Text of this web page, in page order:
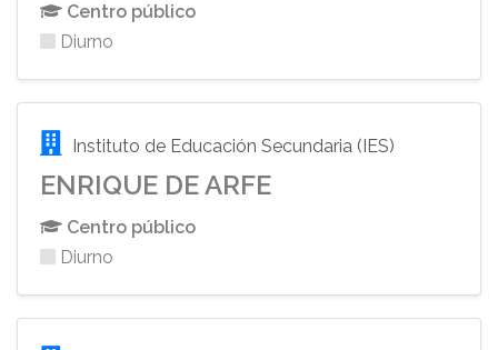
Centro público
Diurno
Instituto de Educación Secundaria (IES)
ENRIQUE DE ARFE
Centro público
Diurno